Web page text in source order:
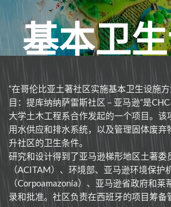
基本卫
“在哥伦比亚土著社区实施基本卫生设施
目：提库纳纳萨雷斯社区 – 亚马逊”是
大学土木工程系合作发起的一个项目。该
用水供应和排水系统，以及管理固体废弃
升社区的卫生条件。
研究和设计得到了亚马逊梯形地区土著委
（ACITAM）、环境部、亚马逊环境保护
（Corpoamazonía）、亚马逊省政府和
录和批准。社区负责在西班牙的项目筹备